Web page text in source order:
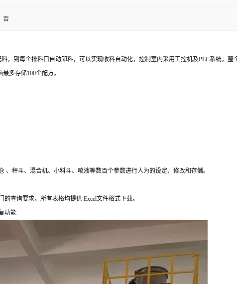
否
，到每个排料口自动卸料，可以实现收料自动化，控制室内采用工控机及PLC系统，
多存储100个配方。
秤斗、混合机、小料斗、喷液等数百个参数进行人为的设定、修改和存储。
查询要求，所有表格均提供 Excel文件格式下载。
功能